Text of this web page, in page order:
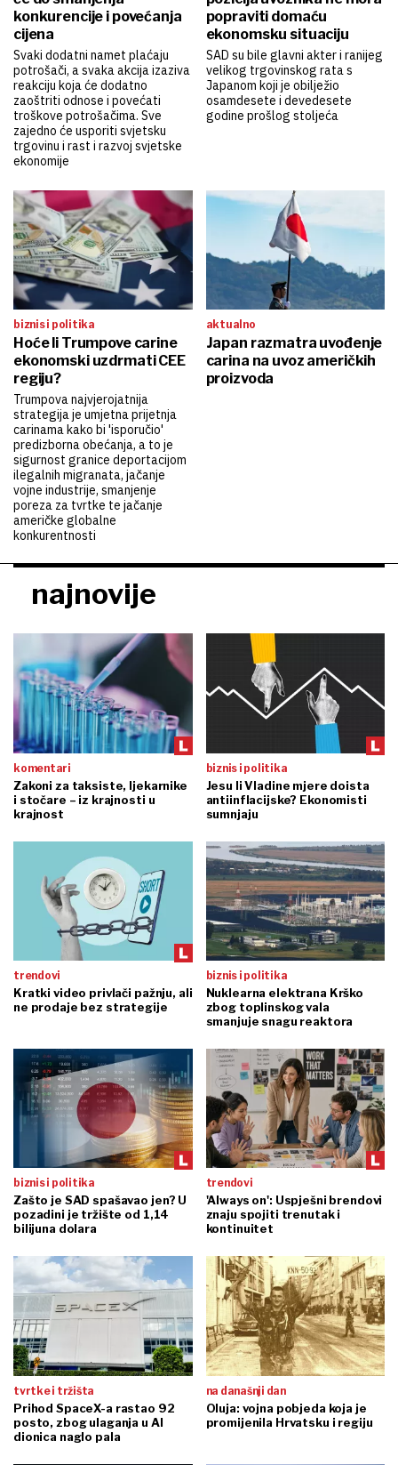
konkurencije i povećanja
cijena
Svaki dodatni namet plaćaju
potrošači, a svaka akcija izaziva
reakciju koja će dodatno
zaoštriti odnose i povećati
troškove potrošačima. Sve
zajedno će usporiti svjetsku
trgovinu i rast i razvoj svjetske
ekonomije
popraviti domaću
ekonomsku situaciju
SAD su bile glavni akter i ranijeg
velikog trgovinskog rata s
Japanom koji je obilježio
osamdesete i devedesete
godine prošlog stoljeća
biznis i politika
Hoće li Trumpove carine
ekonomski uzdrmati CEE
regiju?
Trumpova najvjerojatnija
strategija je umjetna prijetnja
carinama kako bi 'isporučio'
predizborna obećanja, a to je
sigurnost granice deportacijom
ilegalnih migranata, jačanje
vojne industrije, smanjenje
poreza za tvrtke te jačanje
američke globalne
konkurentnosti
aktualno
Japan razmatra uvođenje
carina na uvoz američkih
proizvoda
najnovije
komentari
Zakoni za taksiste, ljekarnike
i stočare – iz krajnosti u
krajnost
biznis i politika
Jesu li Vladine mjere doista
antiinflacijske? Ekonomisti
sumnjaju
trendovi
Kratki video privlači pažnju, ali
ne prodaje bez strategije
biznis i politika
Nuklearna elektrana Krško
zbog toplinskog vala
smanjuje snagu reaktora
biznis i politika
Zašto je SAD spašavao jen? U
pozadini je tržište od 1,14
bilijuna dolara
trendovi
'Always on': Uspješni brendovi
znaju spojiti trenutak i
kontinuitet
tvrtke i tržišta
Prihod SpaceX-a rastao 92
posto, zbog ulaganja u AI
dionica naglo pala
na današnji dan
Oluja: vojna pobjeda koja je
promijenila Hrvatsku i regiju